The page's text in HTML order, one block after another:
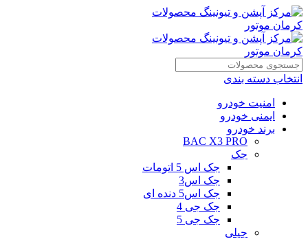
انتخاب دسته بندی
امنیت خودرو
ایمنی خودرو
برند خودرو
BAC X3 PRO
جک
جک اس 5 اتومات
جک اس3
جک اس5 دنده ای
جک جی 4
جک جی 5
جیلی